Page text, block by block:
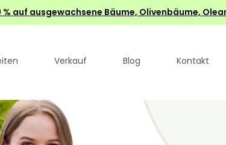
auf ausgewachsene Bäume, Olivenbäume,
Verkauf Blog Kontakt